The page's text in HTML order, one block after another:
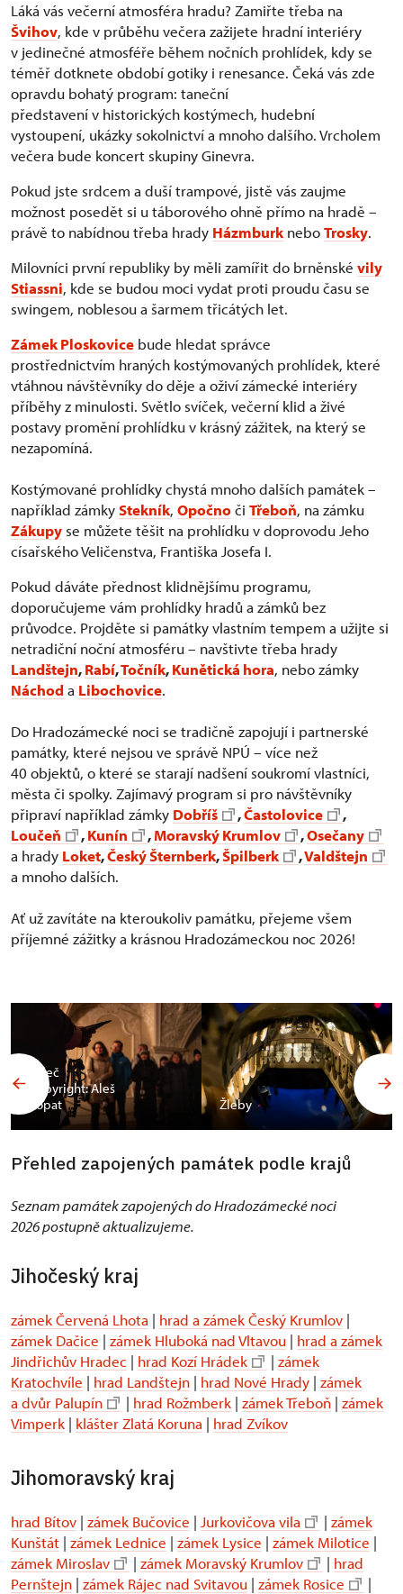
Láká vás večerní atmosféra hradu? Zamiřte třeba na
Švihov, kde v průběhu večera zažijete hradní interiéry
v jedinečné atmosféře během nočních prohlídek, kdy se
téměř dotknete období gotiky i renesance. Čeká vás zde
opravdu bohatý program: taneční
představení v historických kostýmech, hudební
vystoupení, ukázky sokolnictví a mnoho dalšího. Vrcholem
večera bude koncert skupiny Ginevra.
Pokud jste srdcem a duší trampové, jistě vás zaujme
možnost posedět si u táborového ohně přímo na hradě –
právě to nabídnou třeba hrady Házmburk neboTrosky.
Milovníci první republiky by měli zamířit do brněnské vily
Stiassni, kde se budou moci vydat proti proudu času se
swingem, noblesou a šarmem třicátých let.
Zámek Ploskovice bude hledat správce
prostřednictvím hraných kostýmovaných prohlídek, které
vtáhnou návštěvníky do děje a oživí zámecké interiéry
příběhy z minulosti. Světlo svíček, večerní klid a živé
postavy promění prohlídku v krásný zážitek, na který se
nezapomíná.
Kostýmované prohlídky chystá mnoho dalších památek –
například zámkyStekník, Opočnoči Třeboň, na zámku
Zákupy se můžete těšit na prohlídku v doprovodu Jeho
císařského Veličenstva, Františka Josefa I.
Pokud dáváte přednost klidnějšímu programu,
doporučujeme vám prohlídky hradů a zámků bez
průvodce. Projděte si památky vlastním tempem a užijte si
netradiční noční atmosféru – navštivte třeba hrady
Landštejn,Rabí,Točník,Kunětická hora, nebo zámky
Náchoda Libochovice.
Do Hradozámecké noci se tradičně zapojují i partnerské
památky, které nejsou ve správě NPÚ – více než
40 objektů, o které se starají nadšení soukromí vlastníci,
města či spolky. Zajímavý program si pro návštěvníky
připraví například zámky Dobříš ,Častolovice
,
Loučeň
,Kunín ,Moravský Krumlov ,Osečany
a hrady Loket,Český Šternberk,Špilberk ,Valdštejn
a mnoho dalších.
Ať už zavítáte na kteroukoliv památku, přejeme všem
příjemné zážitky a krásnou Hradozámeckou noc 2026!
Valeč
Copyright: Aleš
Vopat
Žleby
Přehled zapojených památek podle krajů
Seznam památek zapojených do Hradozámecké noci
2026 postupně aktualizujeme.
Jihočeský kraj
zámek Červená Lhota | hrad a zámek Český Krumlov |
zámek Dačice | zámek Hluboká nad Vltavou | hrad a zámek
Jindřichův Hradec | hrad Kozí Hrádek | zámek
Kratochvíle | hrad Landštejn | hrad Nové Hrady | zámek
a dvůr Palupín
| hrad Rožmberk | zámek Třeboň | zámek
Vimperk | klášter Zlatá Koruna | hrad Zvíkov
Jihomoravský kraj
hrad Bítov | zámek Bučovice | Jurkovičova vila | zámek
Kunštát | zámek Lednice | zámek Lysice | zámek Milotice |
zámek Miroslav
| zámek Moravský Krumlov | hrad
Pernštejn | zámek Rájec nad Svitavou | zámek Rosice |